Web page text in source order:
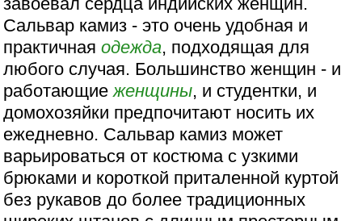
Сальвар камиз - это очень удобная и
практичнаяодежда, подходящая для
любого случая. Большинство женщин - и
работающиеженщины, и студентки, и
домохозяйки предпочитают носить их
ежедневно. Сальвар камиз может
варьироваться от костюма с узкими
брюками и короткой приталенной куртой
без рукавов до более традиционных